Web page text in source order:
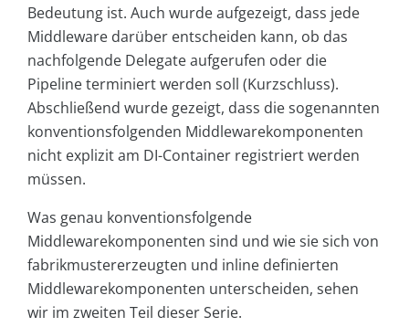
Bedeutung ist. Auch wurde aufgezeigt, dass jede
Middleware darüber entscheiden kann, ob das
nachfolgende Delegate aufgerufen oder die
Pipeline terminiert werden soll (Kurzschluss).
Abschließend wurde gezeigt, dass die sogenannten
konventionsfolgenden Middlewarekomponenten
nicht explizit am DI-Container registriert werden
müssen.
Was genau konventionsfolgende
Middlewarekomponenten sind und wie sie sich von
fabrikmustererzeugten und inline definierten
Middlewarekomponenten unterscheiden, sehen
wir im zweiten Teil dieser Serie.